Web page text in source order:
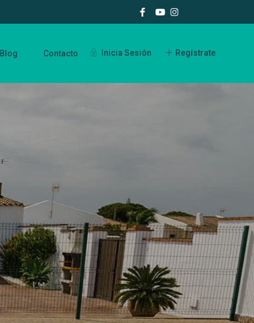
Inicia Sesión Regístrate
Blog Contacto